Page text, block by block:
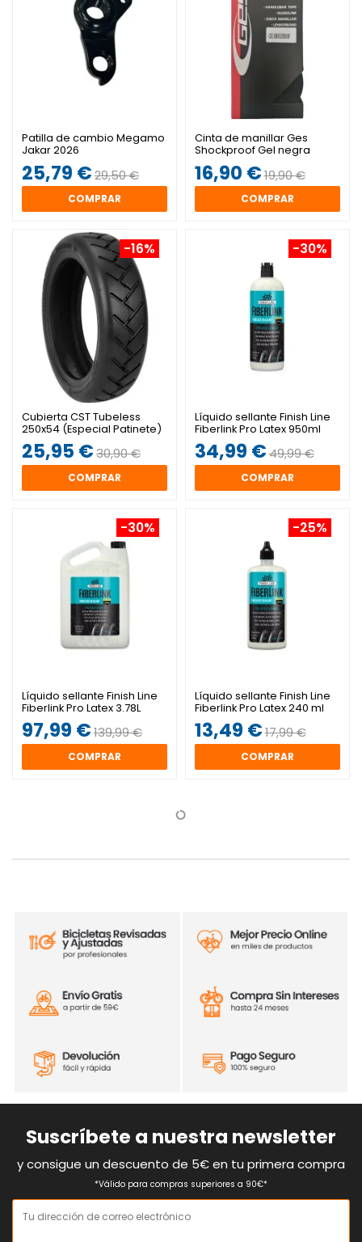
Patilla de cambio Megamo
Jakar 2026
25,79 €29,50 €
COMPRAR
Cinta de manillar Ges
Shockproof Gel negra
16,90 €19,90 €
COMPRAR
-16%
Cubierta CST Tubeless
250x54 (Especial Patinete)
25,95 €30,90 €
COMPRAR
-30%
Líquido sellante Finish Line
Fiberlink Pro Latex 950ml
34,99 €49,99 €
COMPRAR
-30%
Líquido sellante Finish Line
Fiberlink Pro Latex 3.78L
97,99 €139,99 €
COMPRAR
-25%
Líquido sellante Finish Line
Fiberlink Pro Latex 240 ml
13,49 €17,99 €
COMPRAR
DUB 170 DM sin platos
147,99 €180,00 €
SP-170
17,95 € 20,50 €